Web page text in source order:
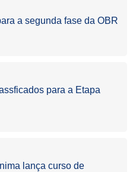
a segunda fase da OBR
para a Etapa
lança curso de